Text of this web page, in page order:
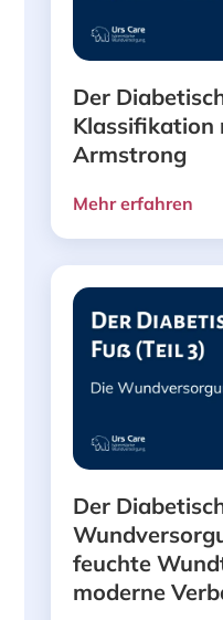
Der
Klassifikation
Armstrong
Mehr erfahren
Der
feuchte
moderne